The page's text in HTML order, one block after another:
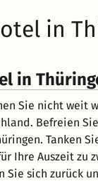
in
in
Sie nicht weit
Befreien
Tanken
Ihre Auszeit zu
sich zurück